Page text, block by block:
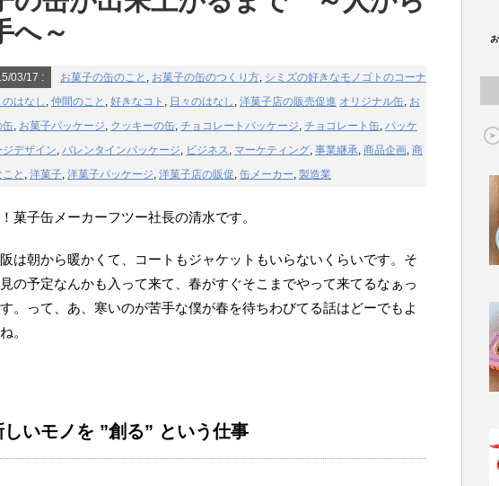
へ～
03/17 : お菓子の缶のこと , お菓子の缶のつくり方, シミズの好きなモノゴトのコーナ
はなし , 仲間のこと , 好きなコト , 日々のはなし , 洋菓子店の販売促進 オリジナル缶, お
缶, お菓子パッケージ, クッキーの缶, チョコレートパッケージ, チョコレート缶, パッケ
デザイン, バレンタインパッケージ, ビジネス, マーケティング, 事業継承, 商品企画, 商
と , 洋菓子, 洋菓子パッケージ, 洋菓子店の販促, 缶メーカー, 製造業
菓子缶メーカーフツー社長の清水です。
は朝から暖かくて、コートもジャケットもいらないくらいです。そ
の予定なんかも入って来て、春がすぐそこまでやって来てるなぁっ
。って、あ、寒いのが苦手な僕が春を待ちわびてる話はどーでもよ
。
しいモノを ”創る” という仕事